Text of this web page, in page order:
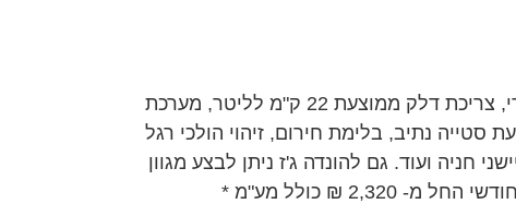
מחיר מחירון 147,900 ₪, מנוע 1,500 סמ"ק היברידי, צריכת דלק ממוצעת 22 ק"מ לליטר, מערכת
אוויר, תיקון בעת סטייה נתיב, בלימת חירום, זיהוי הולכי רגל
חניה ועוד. גם להונדה ג'ז ניתן לבצע מגוון
₪ כולל מע"מ *